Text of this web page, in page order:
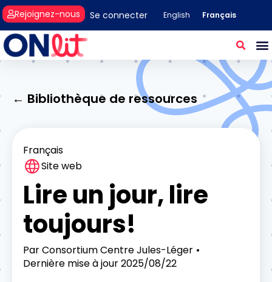
Se connecter
Rejoignez-nous English Français
← Bibliothèque de ressources
Français
Site web
Lire un jour, lire
toujours!
ParConsortium Centre Jules-Léger
Dernière mise à jour2025/08/22